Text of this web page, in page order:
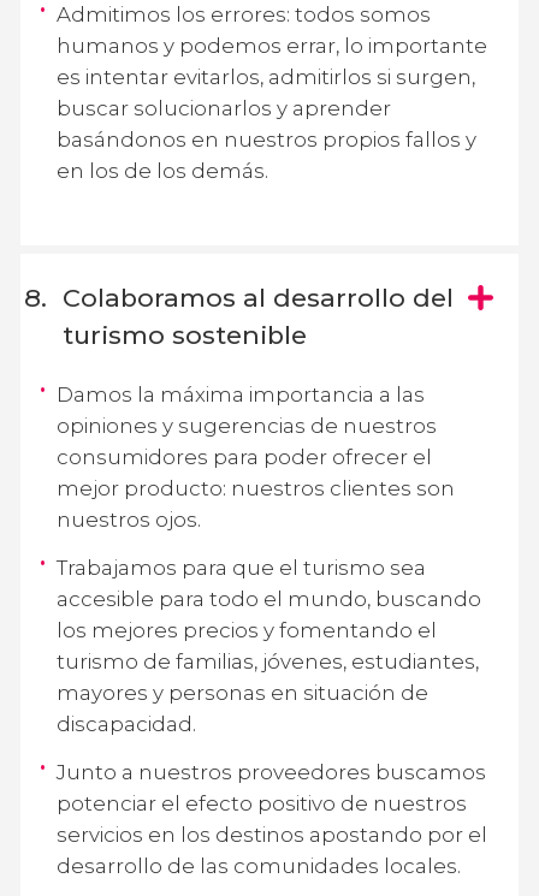
Admitimos los errores: todos somos
humanos y podemos errar, lo importante
es intentar evitarlos, admitirlos si surgen,
buscar solucionarlos y aprender
basándonos en nuestros propios fallos y
en los de los demás.
Colaboramos al desarrollo del
turismo sostenible
Damos la máxima importancia a las
opiniones y sugerencias de nuestros
consumidores para poder ofrecer el
mejor producto: nuestros clientes son
nuestros ojos.
Trabajamos para que el turismo sea
accesible para todo el mundo, buscando
los mejores precios y fomentando el
turismo de familias, jóvenes, estudiantes,
mayores y personas en situación de
discapacidad.
Junto a nuestros proveedores buscamos
potenciar el efecto positivo de nuestros
servicios en los destinos apostando por el
desarrollo de las comunidades locales.